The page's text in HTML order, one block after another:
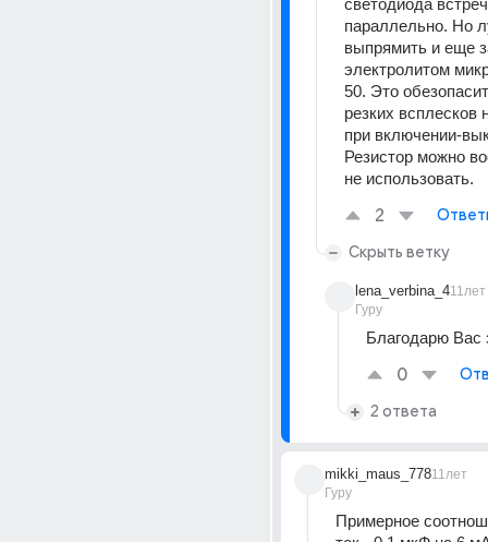
светодиода
параллельно. Но
выпрямить и еще
электролитом
50. Это
резких всплесков
при включении-
Резистор можно
не использовать.
2
Скрыть ветку
lena_verbina_4
Гуру
11лет
Благодарю Вас
0
2 ответа
mikki_maus_778
Гуру
11лет
Примерное